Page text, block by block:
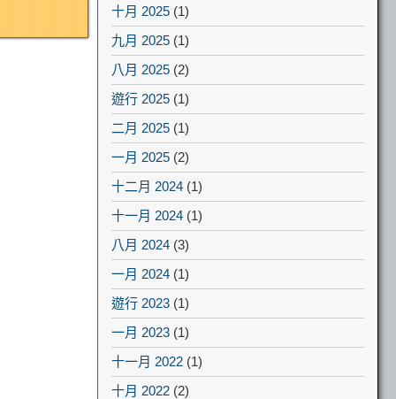
十月 2025 (1)
九月 2025 (1)
八月 2025 (2)
遊行 2025 (1)
二月 2025 (1)
一月 2025 (2)
十二月 2024 (1)
十一月 2024 (1)
八月 2024 (3)
一月 2024 (1)
遊行 2023 (1)
一月 2023 (1)
十一月 2022 (1)
十月 2022 (2)